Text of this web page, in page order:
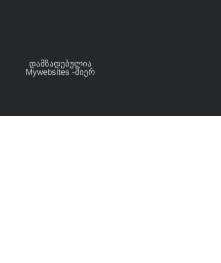
დამზადებულია
Mywebsites -მიერ